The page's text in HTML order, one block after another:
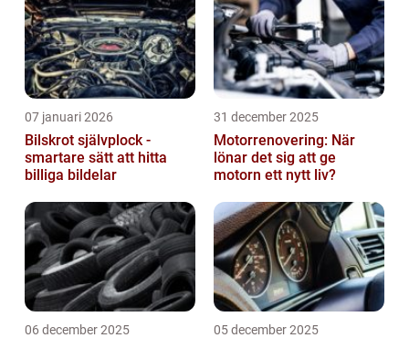
07 januari 2026
Bilskrot självplock -
smartare sätt att hitta
billiga bildelar
31 december 2025
Motorrenovering: När
lönar det sig att ge
motorn ett nytt liv?
06 december 2025 05 december 2025